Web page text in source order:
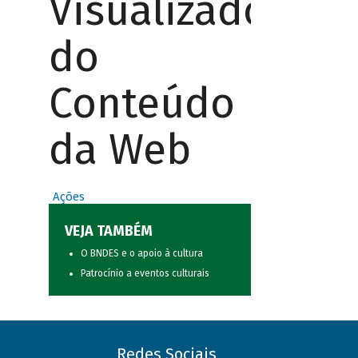
Visualizador
do
Conteúdo
da Web
Ações
VEJA TAMBÉM
O BNDES e o apoio à cultura
Patrocínio a eventos culturais
Redes Sociais